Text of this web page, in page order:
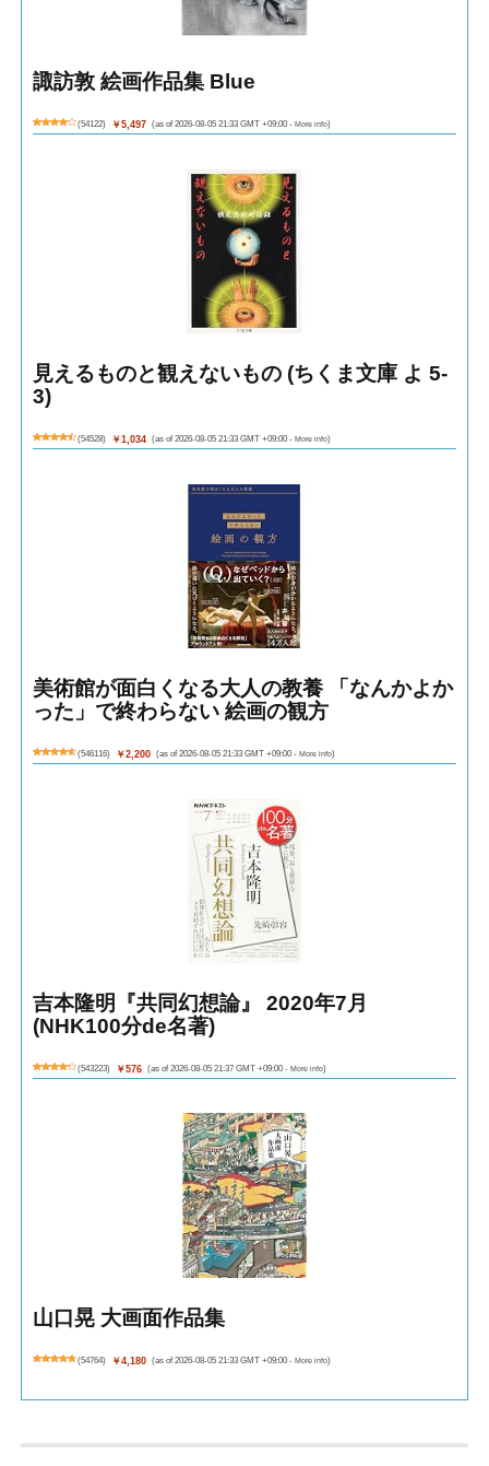
諏訪敦 絵画作品集 Blue
(54122) ￥5,497 (as of 2026-08-05 21:33 GMT +09:00 - More info)
見えるものと観えないもの (ちくま文庫 よ 5-
3)
(54528) ￥1,034 (as of 2026-08-05 21:33 GMT +09:00 - More info)
美術館が面白くなる大人の教養 「なんかよか
った」で終わらない 絵画の観方
(546116) ￥2,200 (as of 2026-08-05 21:33 GMT +09:00 - More info)
吉本隆明『共同幻想論』 2020年7月
(NHK100分de名著)
(543223) ￥576 (as of 2026-08-05 21:37 GMT +09:00 - More info)
山口晃 大画面作品集
(54764) ￥4,180 (as of 2026-08-05 21:33 GMT +09:00 - More info)